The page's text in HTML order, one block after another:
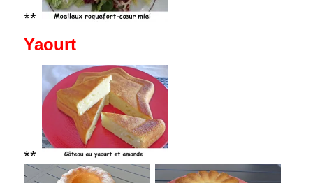
**
Yaourt
**